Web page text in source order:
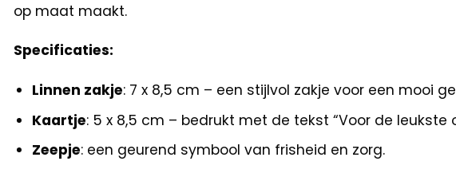
op maat maakt.
Specificaties:
Linnen zakje: 7 x 8,5 cm – een stijlvol zakje voor een mooi
Kaartje: 5 x 8,5 cm – bedrukt met de tekst “Voor de
Zeepje: een geurend symbool van frisheid en zorg.